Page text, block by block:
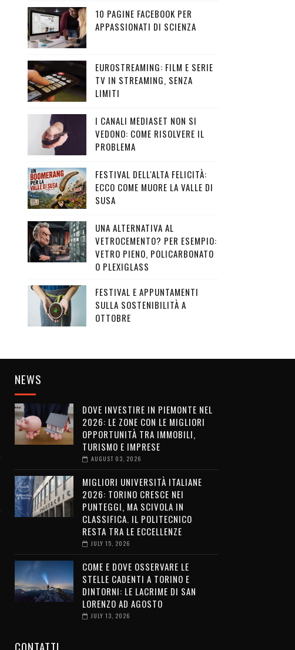
10 PAGINE FACEBOOK PER
APPASSIONATI DI SCIENZA
EUROSTREAMING: FILM E SERIE
TV IN STREAMING, SENZA
LIMITI
I CANALI MEDIASET NON SI
VEDONO: COME RISOLVERE IL
PROBLEMA
FESTIVAL DELL'ALTA FELICITÀ:
ECCO COME MUORE LA VALLE DI
SUSA
UNA ALTERNATIVA AL
VETROCEMENTO? PER ESEMPIO:
VETRO PIENO, POLICARBONATO
O PLEXIGLASS
FESTIVAL E APPUNTAMENTI
SULLA SOSTENIBILITÀ A
OTTOBRE
NEWS
DOVE INVESTIRE IN PIEMONTE NEL
2026: LE ZONE CON LE MIGLIORI
OPPORTUNITÀ TRA IMMOBILI,
TURISMO E IMPRESE
AUGUST 03, 2026
MIGLIORI UNIVERSITÀ ITALIANE
2026: TORINO CRESCE NEI
PUNTEGGI, MA SCIVOLA IN
CLASSIFICA. IL POLITECNICO
RESTA TRA LE ECCELLENZE
JULY 15, 2026
COME E DOVE OSSERVARE LE
STELLE CADENTI A TORINO E
DINTORNI: LE LACRIME DI SAN
LORENZO AD AGOSTO
JULY 13, 2026
CONTATTI